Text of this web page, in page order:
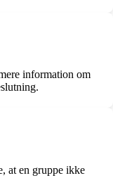
information om
at en gruppe ikke